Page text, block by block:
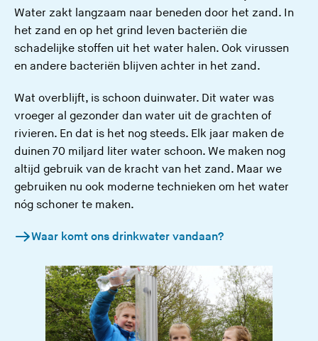
Water zakt langzaam naar beneden door het zand. In
het zand en op het grind leven bacteriën die
schadelijke stoffen uit het water halen. Ook virussen
en andere bacteriën blijven achter in het zand.
Wat overblijft, is schoon duinwater. Dit water was
vroeger al gezonder dan water uit de grachten of
rivieren. En dat is het nog steeds. Elk jaar maken de
duinen 70 miljard liter water schoon. We maken nog
altijd gebruik van de kracht van het zand. Maar we
gebruiken nu ook moderne technieken om het water
nóg schoner te maken.
Waar komt ons drinkwater vandaan?